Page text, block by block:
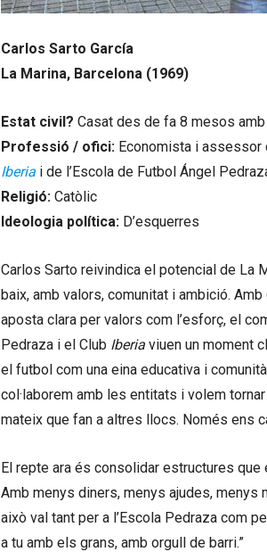
Carlos Sarto García
La Marina, Barcelona (1969)
Estat civil? Casat des de fa 8 mesos
Professió / ofici: Economista i assessor
Iberia i de l’Escola de Futbol Ángel
Religió: Catòlic
Ideologia política: D’esquerres
Carlos Sarto reivindica el potencial de La
baix, amb valors, comunitat i ambició.
aposta clara per valors com l’esforç, el
Pedraza i el Club Iberia viuen un moment
el futbol com una eina educativa i
col·laborem amb les entitats i volem
mateix que fan a altres llocs. Només ens
El repte ara és consolidar estructures que
Amb menys diners, menys ajudes,
això val tant per a l’Escola Pedraza com
a tu amb els grans, amb orgull de barri.”